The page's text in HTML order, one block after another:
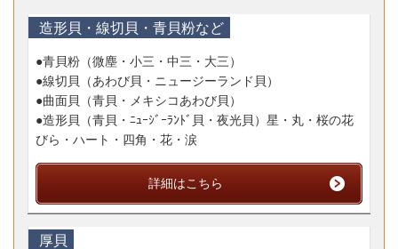
造形貝・線切貝・青貝粉など
●青貝粉 （微塵・小三・中三・大三）
●線切貝
（あわび貝・ニュージーランド貝）
●曲面貝
（青貝・メキシコあわび貝）
●造形貝
（青貝・ﾆｭｰｼﾞｰﾗﾝﾄﾞ貝・夜光貝） 星・丸・桜の花
びら・ハート・四角・花・涙
詳細はこちら
厚貝